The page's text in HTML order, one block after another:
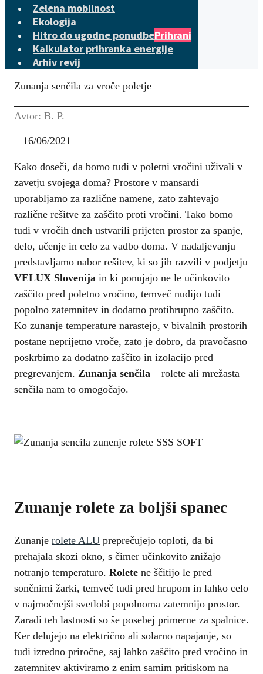
Zelena mobilnost
Ekologija
Hitro do ugodne ponudbePrihrani
Kalkulator prihranka energije
Arhiv revij
Zunanja senčila za vroče poletje
Avtor: B. P.
16/06/2021
Kako doseči, da bomo tudi v poletni vročini uživali v
zavetju svojega doma? Prostore v mansardi
uporabljamo za različne namene, zato zahtevajo
različne rešitve za zaščito proti vročini. Tako bomo
tudi v vročih dneh ustvarili prijeten prostor za spanje,
delo, učenje in celo za vadbo doma. V nadaljevanju
predstavljamo nabor rešitev, ki so jih razvili v podjetju
VELUX Slovenija in ki ponujajo ne le učinkovito
zaščito pred poletno vročino, temveč nudijo tudi
popolno zatemnitev in dodatno protihrupno zaščito.
Ko zunanje temperature narastejo, v bivalnih prostorih
postane neprijetno vroče, zato je dobro, da pravočasno
poskrbimo za dodatno zaščito in izolacijo pred
pregrevanjem. Zunanja senčila – rolete ali mrežasta
senčila nam to omogočajo.
Zunanje rolete za boljši spanec
Zunanje rolete ALU preprečujejo toploti, da bi
prehajala skozi okno, s čimer učinkovito znižajo
notranjo temperaturo. Rolete ne ščitijo le pred
sončnimi žarki, temveč tudi pred hrupom in lahko celo
v najmočnejši svetlobi popolnoma zatemnijo prostor.
Zaradi teh lastnosti so še posebej primerne za spalnice.
Ker delujejo na električno ali solarno napajanje, so
tudi izredno priročne, saj lahko zaščito pred vročino in
zatemnitev aktiviramo z enim samim pritiskom na